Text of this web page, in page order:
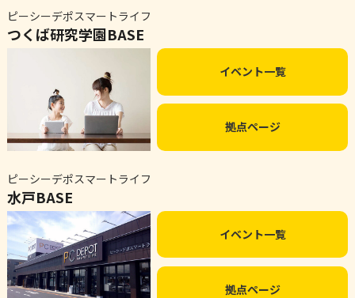
ピーシーデポスマートライフ
つくば研究学園BASE
イベント一覧
拠点ページ
ピーシーデポスマートライフ
水戸BASE
イベント一覧
拠点ページ